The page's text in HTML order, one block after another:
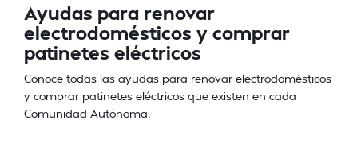
Ayudas para renovar
electrodomésticos y comprar
patinetes eléctricos
Conoce todas las ayudas para renovar electrodomésticos
y comprar patinetes eléctricos que existen en cada
Comunidad Autónoma.